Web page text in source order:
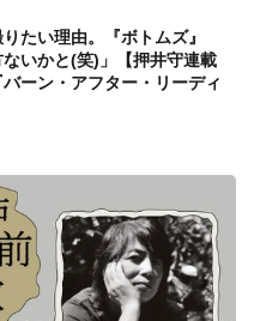
たい理由。『ボトムズ』
いかと(笑)」【押井守連載
ーン・アフター・リーディ